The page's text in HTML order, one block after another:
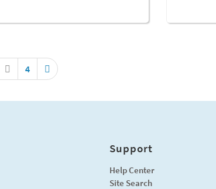
4
Support
Help Center
Site Search